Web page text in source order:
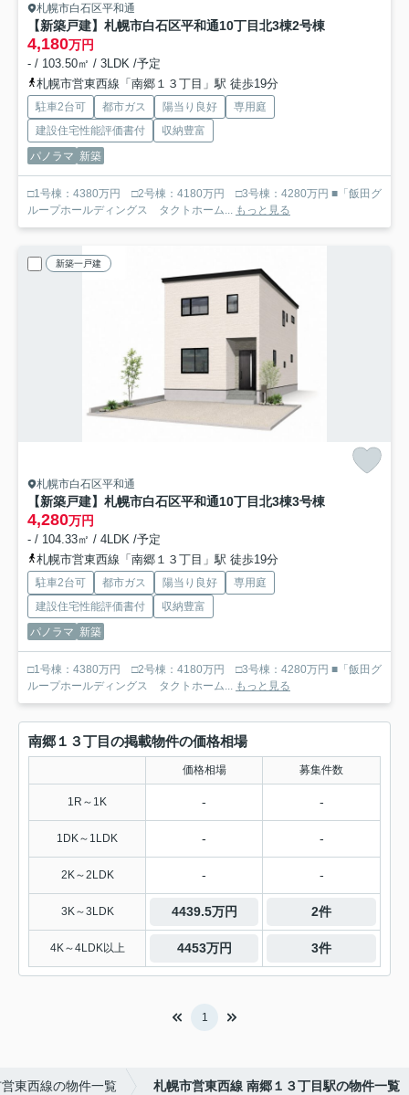
札幌市白石区平和通
【新築戸建】札幌市白石区平和通10丁目北3棟2号棟
4,180万円
- / 103.50㎡ / 3LDK /予定
札幌市営東西線「南郷１３丁目」駅 徒歩19分
駐車2台可 都市ガス 陽当り良好
専用庭
建設住宅性能評価書付
収納豊富
パノラマ 新築
□1号棟：4380万円 □2号棟：4180万円 □3号棟：4280万円 ■「飯田グ
ループホールディングス タクトホーム... もっと見る
新築一戸建
札幌市白石区平和通
【新築戸建】札幌市白石区平和通10丁目北3棟3号棟
4,280万円
- / 104.33㎡ / 4LDK /予定
札幌市営東西線「南郷１３丁目」駅 徒歩19分
駐車2台可 都市ガス 陽当り良好
専用庭
建設住宅性能評価書付
収納豊富
パノラマ 新築
□1号棟：4380万円 □2号棟：4180万円 □3号棟：4280万円 ■「飯田グ
ループホールディングス タクトホーム... もっと見る
南郷１３丁目の掲載物件の価格相場
価格相場 募集件数
1R～1K - -
1DK～1LDK - -
2K～2LDK - -
3K～3LDK 4439.5万円 2件
4K～4LDK以上 4453万円 3件
1
東西線の物件一覧 札幌市営東西線 南郷１３丁目駅の物件一覧